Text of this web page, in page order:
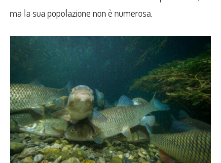
ma la sua popolazione non è numerosa.